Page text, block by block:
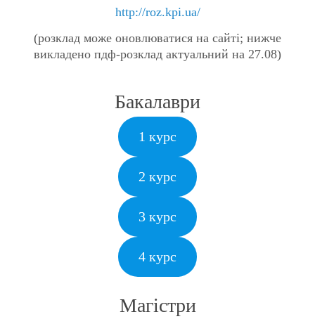
http://roz.kpi.ua/
(розклад може оновлюватися на сайті; нижче
викладено пдф-розклад актуальний на 27.08)
Бакалаври
1 курс
2 курс
3 курс
4 курс
Магістри